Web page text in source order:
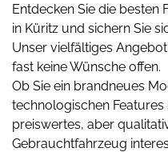
Entdecken Sie die besten
in Küritz und sichern Sie
Unser vielfältiges
fast keine Wünsche offen.
Ob Sie ein brandneues
technologischen
preiswertes, aber
Gebrauchtfahrzeug